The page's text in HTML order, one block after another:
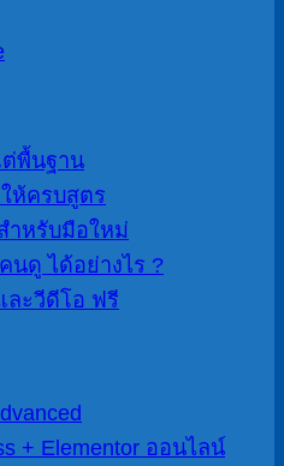
ต่พื้นฐาน
ห้ครบสูตร
ำหรับมือใหม่
นดู ได้อย่างไร ?
ละวีดีโอ ฟรี
+ Elementor ออนไลน์